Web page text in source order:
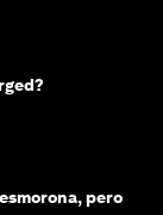
pero